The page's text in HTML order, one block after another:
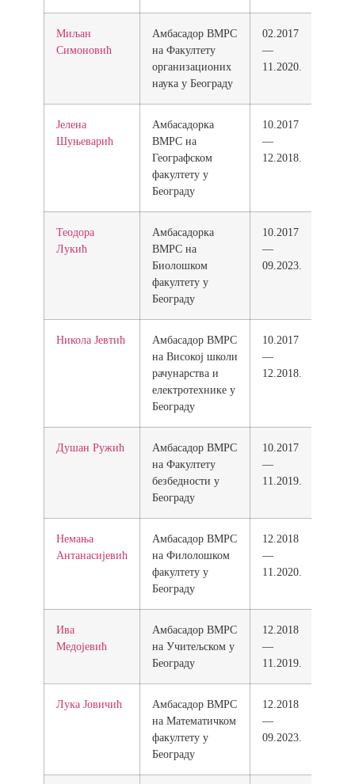
Миљан
Симоновић
Амбасадор ВМРС
на Факултету
организационих
наука у Београду
02.2017
—
11.2020.
Јелена
Шуњеварић
Амбасадорка
ВМРС на
Географском
факултету у
Београду
10.2017
—
12.2018.
Теодора
Лукић
Амбасадорка
ВМРС на
Биолошком
факултету у
Београду
10.2017
—
09.2023.
Никола Јевтић
Амбасадор ВМРС
на Високој школи
рачунарства и
електротехнике у
Београду
10.2017
—
12.2018.
Душан Ружић
Амбасадор ВМРС
на Факултету
безбедности у
Београду
10.2017
—
11.2019.
Немања
Антанасијевић
Амбасадор ВМРС
на Филолошком
факултету у
Београду
12.2018
—
11.2020.
Ива
Медојевић
Амбасадор ВМРС
на Учитељском у
Београду
12.2018
—
11.2019.
Лука Јовичић
Амбасадор ВМРС
на Математичком
факултету у
Београду
12.2018
—
09.2023.